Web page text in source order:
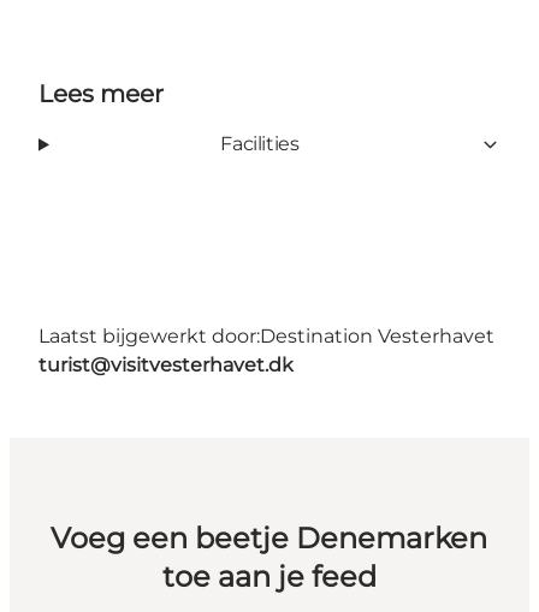
Lees meer
Facilities
Laatst bijgewerkt door:Destination Vesterhavet
turist@visitvesterhavet.dk
Voeg een beetje Denemarken
toe aan je feed